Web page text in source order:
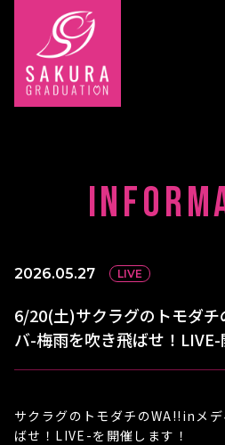
2026.05.27 LIVE
6/20(土)サクラグのトモダ
バ-梅雨を吹き飛ばせ！LIVE-
サクラグのトモダチのWA!!inメ
ばせ！LIVE-を開催します！